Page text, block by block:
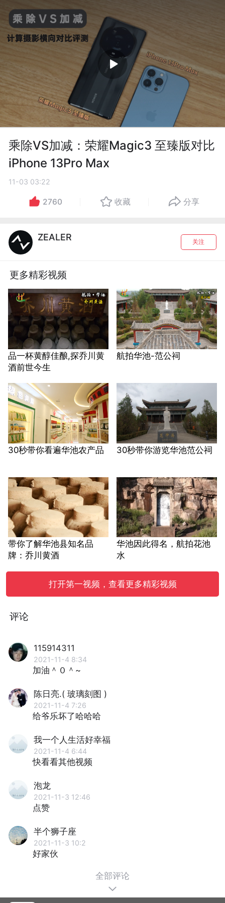
乘除VS加减：荣耀Magic3 至臻版对比
iPhone 13Pro Max
11-03 03:22
2760 收藏 分享
ZEALER 关注
更多精彩视频
品一杯黄醇佳酿,探乔川黄
酒前世今生
航拍华池-范公祠
30秒带你看遍华池农产品 30秒带你游览华池范公祠
带你了解华池县知名品
牌：乔川黄酒
华池因此得名，航拍花池
水
打开第一视频，查看更多精彩视频
评论
115914311
2021-11-4 8:34
加油＾０＾~
陈日亮.( 玻璃刻图 )
2021-11-4 7:26
给爷乐坏了哈哈哈
我一个人生活好幸福
2021-11-4 6:44
快看看其他视频
泡龙
2021-11-3 12:46
点赞
半个狮子座
2021-11-3 10:2
好家伙
全部评论